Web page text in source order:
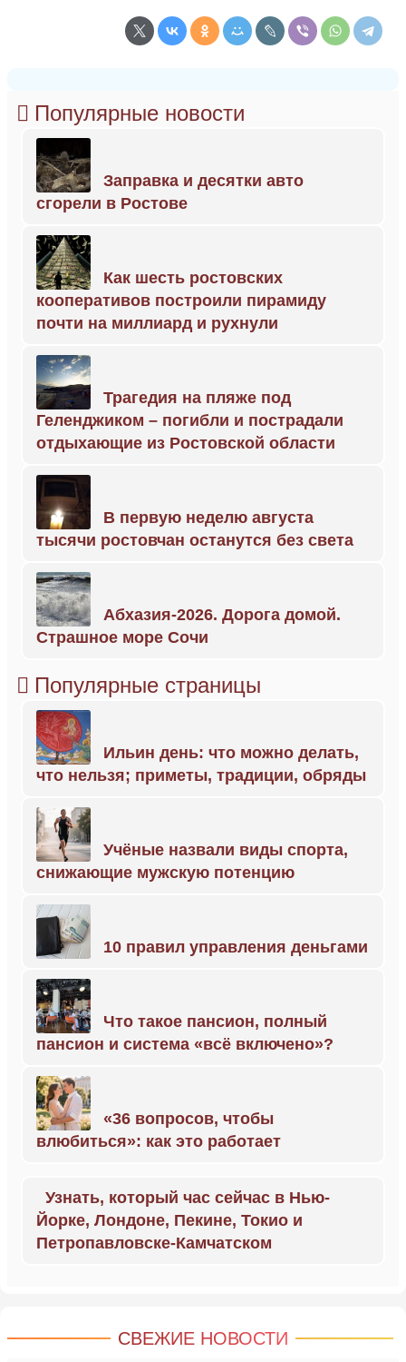
Популярные новости
Заправка и десятки авто
сгорели в Ростове
Как шесть ростовских
кооперативов построили пирамиду
почти на миллиард и рухнули
Трагедия на пляже под
Геленджиком – погибли и пострадали
отдыхающие из Ростовской области
В первую неделю августа
тысячи ростовчан останутся без света
Абхазия-2026. Дорога домой.
Страшное море Сочи
Популярные страницы
Ильин день: что можно делать,
что нельзя; приметы, традиции, обряды
Учёные назвали виды спорта,
снижающие мужскую потенцию
10 правил управления деньгами
Что такое пансион, полный
пансион и система «всё включено»?
«36 вопросов, чтобы
влюбиться»: как это работает
Узнать, который час сейчас в Нью-
Йорке, Лондоне, Пекине, Токио и
Петропавловске-Камчатском
СВЕЖИЕ НОВОСТИ